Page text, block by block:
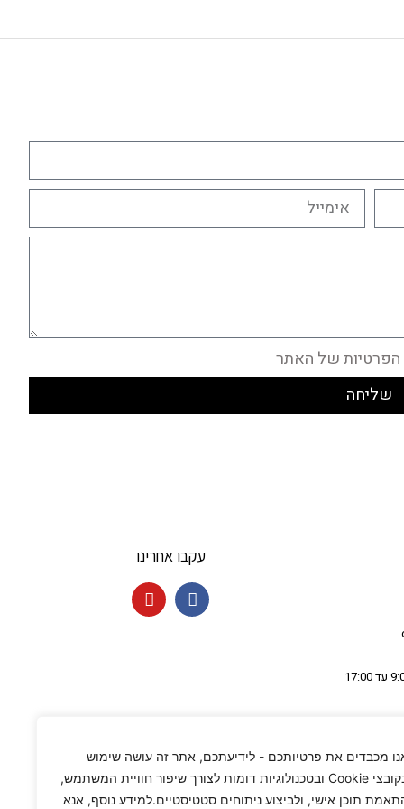
מכבדים את פרטיותכם - לידיעתכם, אתר זה עושה שימוש
בקובצי Cookie ובטכנולוגיות דומות לצורך שיפור חוויית המשתמש,
תוכן אישי, ולביצוע ניתוחים סטטיסטיים.למידע נוסף, אנא
של האתר
שליחה
עקבו אחרינו